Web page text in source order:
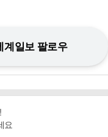
계일보 팔로우
요